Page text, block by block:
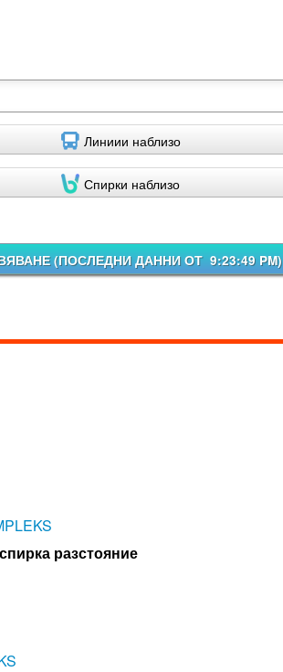
Линиии наблизо
Спирки наблизо
(ПОСЛЕДНИ ДАННИ ОТ 9:23:49 PM)
разстояние